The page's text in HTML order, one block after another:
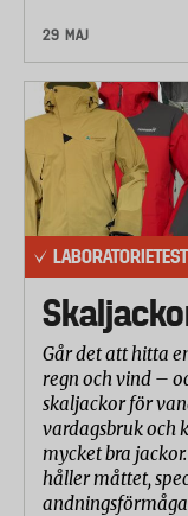
29 MAJ
LABORATORIETEST
Går det att hitta
regn och vind –
skaljackor för
vardagsbruk och
mycket bra
håller måttet,